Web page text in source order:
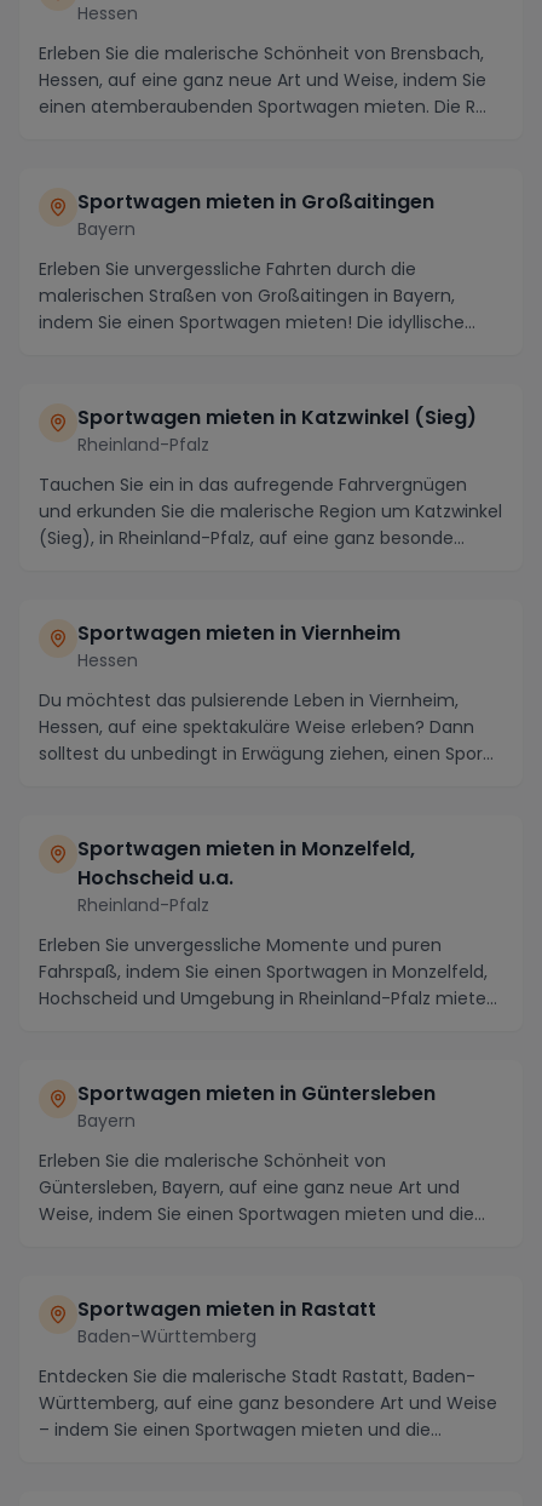
Hessen
Erleben Sie die malerische Schönheit von Brensbach,
Hessen, auf eine ganz neue Art und Weise, indem Sie
einen atemberaubenden Sportwagen mieten. Die R...
Sportwagen mieten in Großaitingen
Bayern
Erleben Sie unvergessliche Fahrten durch die
malerischen Straßen von Großaitingen in Bayern,
indem Sie einen Sportwagen mieten! Die idyllische
Sportwagen mieten in Katzwinkel (Sieg)
Rheinland-Pfalz
Tauchen Sie ein in das aufregende Fahrvergnügen
und erkunden Sie die malerische Region um Katzwinkel
(Sieg), in Rheinland-Pfalz, auf eine ganz besonde...
Sportwagen mieten in Viernheim
Hessen
Du möchtest das pulsierende Leben in Viernheim,
Hessen, auf eine spektakuläre Weise erleben? Dann
solltest du unbedingt in Erwägung ziehen, einen Spor...
Sportwagen mieten in Monzelfeld,
Hochscheid u.a.
Rheinland-Pfalz
Erleben Sie unvergessliche Momente und puren
Fahrspaß, indem Sie einen Sportwagen in Monzelfeld,
Hochscheid und Umgebung in Rheinland-Pfalz mieten.
Sportwagen mieten in Güntersleben
Bayern
Erleben Sie die malerische Schönheit von
Güntersleben, Bayern, auf eine ganz neue Art und
Weise, indem Sie einen Sportwagen mieten und die
Sportwagen mieten in Rastatt
Baden-Württemberg
Entdecken Sie die malerische Stadt Rastatt, Baden-
Württemberg, auf eine ganz besondere Art und Weise
– indem Sie einen Sportwagen mieten und die